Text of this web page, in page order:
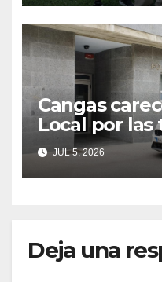
vecinal
Cangas
Local por las
el PP
JUL 5, 2026
Deja una